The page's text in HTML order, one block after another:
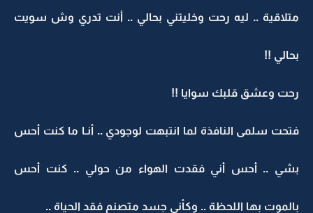
متلاقية .. ليه رحت وخليتني بحالي .. أنت تدري وش سويت
بحالي !!
رحت وعشق قلبك سوايا !!
فتحت سلمى النافذة لما انتبهت لوجودي .. أنـا ما كنت أحس
بشي .. أحس أني فقدت الهواء من حولي .. كنت أحس
بالموت بها اللحظة .. وكأني جسد متصنم فقد الحياة ..